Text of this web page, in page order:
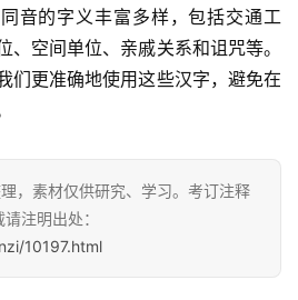
的字义丰富多样，包括交通工
、空间单位、亲戚关系和诅咒等。
们更准确地使用这些汉字，避免在
，素材仅供研究、学习。考订注释
注明出处：
10197.html